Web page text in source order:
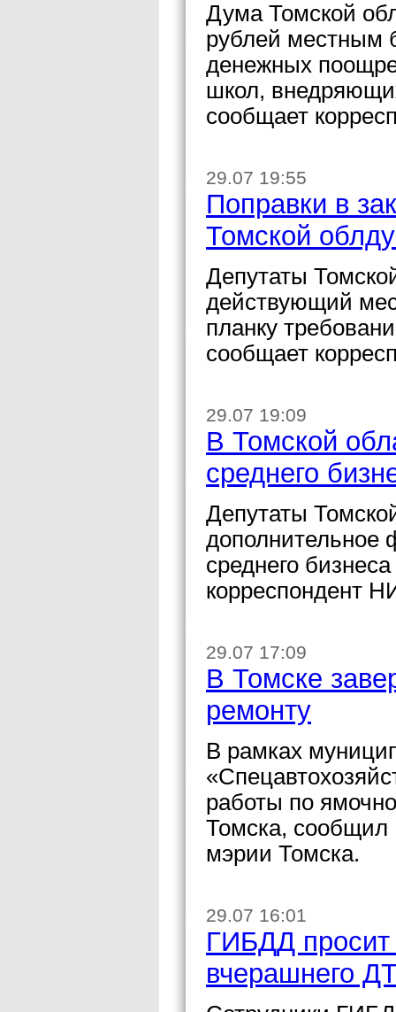
Дума Томской
рублей местным
денежных
школ,
сообщает
29.07 19:55
Поправки в
Томской
Депутаты
действующий
планку
сообщает
29.07 19:09
В Томской
среднего
Депутаты
дополнительное
среднего
корреспондент
29.07 17:09
В Томске
ремонту
В рамках
работы по
Томска, сообщил
мэрии Томска.
29.07 16:01
ГИБДД просит
вчерашнего